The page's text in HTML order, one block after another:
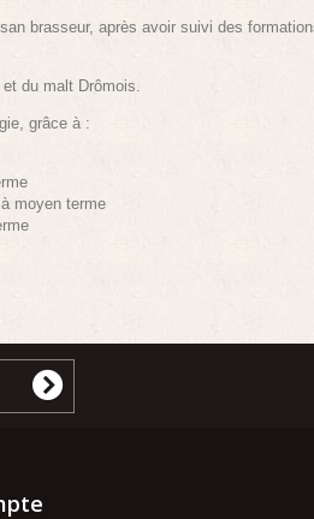
brasseur, après avoir suivi des
du malt Drômois.
grâce à :
moyen terme